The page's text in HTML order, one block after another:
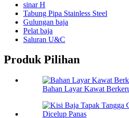
sinar H
Tabung Pipa Stainless Steel
Gulungan baja
Pelat baja
Saluran U&C
Produk Pilihan
Bahan Layar Kawat